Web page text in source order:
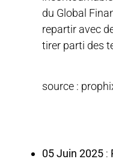
du Global
repartir avec
tirer parti des
source :
05 Juin 2025 :